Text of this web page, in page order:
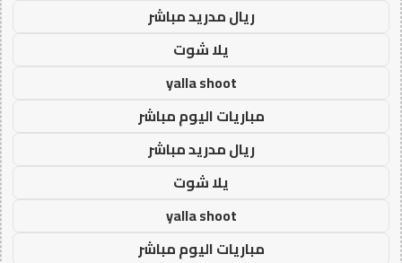
ريال مدريد مباشر
يلا شوت
yalla shoot
مباريات اليوم مباشر
ريال مدريد مباشر
يلا شوت
yalla shoot
مباريات اليوم مباشر